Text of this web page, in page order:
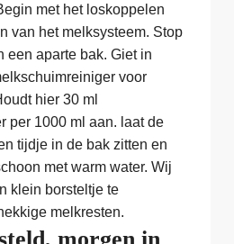
met het loskoppelen
van het melksysteem. Stop
een aparte bak. Giet in
voor
hier 30 ml
per 1000 ml aan. laat de
tijdje in de bak zitten en
met warm water. Wij
klein borsteltje te
melkresten.